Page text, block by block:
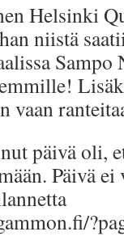
Helsinki
niistä
vaan
päivä oli,
Päivä